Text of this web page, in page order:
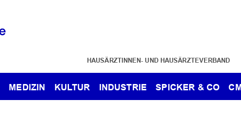
HAUSÄRZTINNEN- UND HAUSÄRZTEVERBAND
MEDIZIN KULTUR INDUSTRIE SPICKER & CO